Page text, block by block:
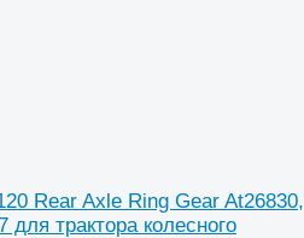
Rear Axle Ring Gear At26830,
для трактора колесного